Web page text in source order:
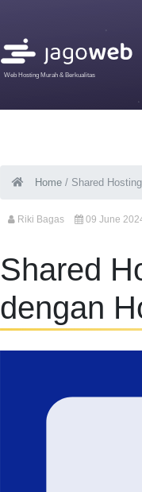
Web Hosting Murah & Berkualitas
Home / Shared
Riki Bagas 09 June
Shared
dengan